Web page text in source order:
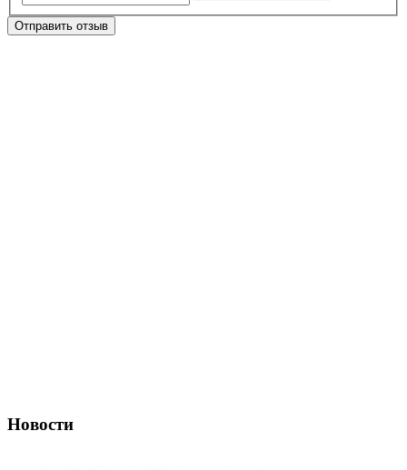
Отправить отзыв
Новости